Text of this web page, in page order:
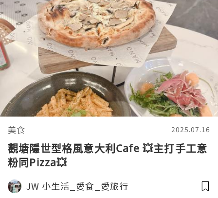
美食 2025.07.16
觀塘隱世型格風意大利Cafe 💥主打手工意
粉同Pizza💥
JW 小生活_愛食_愛旅行